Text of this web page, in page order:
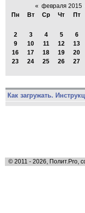
« февраля 2015
Пн
Вт Ср Чт Пт
2
3 4 5 6
9
10 11 12 13
16
17 18 19 20
23
24 25 26 27
Как загружать.
© 2011 - 2026, Полит.Pro,